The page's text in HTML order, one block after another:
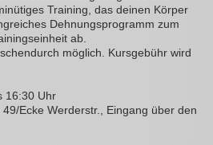
Training, das deinen Körper
Dehnungsprogramm zum
ab.
möglich. Kursgebühr wird
16:30 Uhr
Ecke Werderstr., Eingang über den